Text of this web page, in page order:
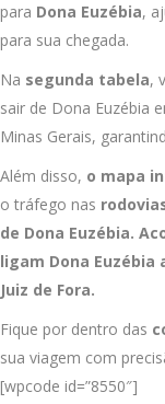
para Dona Euzébia,
para sua chegada.
Na segunda tabela,
sair de Dona Euzébia
Minas Gerais,
Além disso, o mapa
o tráfego nas
de Dona Euzébia.
ligam Dona Euzébia
Juiz de Fora.
Fique por dentro das
sua viagem com
[wpcode id=”8550″]